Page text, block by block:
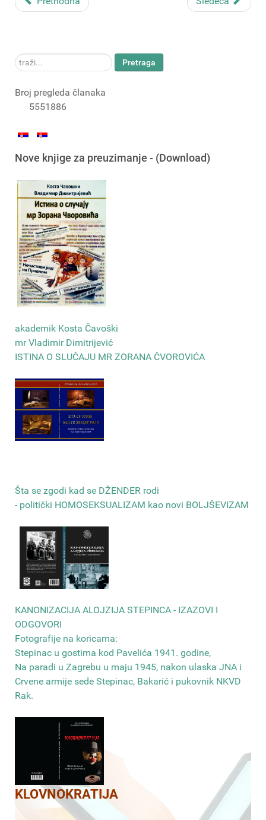
traži... Pretraga
Broj pregleda članaka
5551886
Nove knjige za preuzimanje - (Download)
akademik Kosta Čavoški
mr Vladimir Dimitrijević
ISTINA O SLUČAJU MR ZORANA ČVOROVIĆA
Šta se zgodi kad se DŽENDER rodi
- politički HOMOSEKSUALIZAM kao novi BOLJŠEVIZAM
КANONIZACIJA ALOJZIJA STEPINCA - IZAZOVI I
ODGOVORI
Fotografije na koricama:
Stepinac u gostima kod Pavelića 1941. godine,
Na paradi u Zagrebu u maju 1945, nakon ulaska JNA i
Crvene armije sede Stepinac, Bakarić i pukovnik NKVD
Rak.
KLOVNOKRATIJA